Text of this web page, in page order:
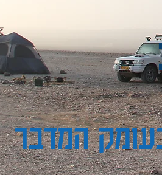
המדבר